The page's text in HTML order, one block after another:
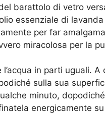
barattolo di vetro
essenziale di
per far
miracolosa per la
in parti uguali. A
sulla sua
minuto,
energicamente